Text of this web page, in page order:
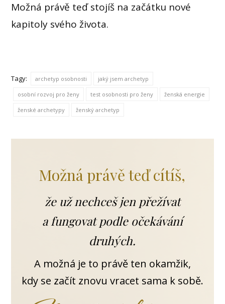
Možná právě teď stojíš na začátku nové
kapitoly svého života.
Tagy: archetyp osobnosti jaký jsem archetyp
osobní rozvoj pro ženy test osobnosti pro ženy ženská energie
ženské archetypy ženský archetyp
Možná právě teď cítíš,
že už nechceš jen přežívat
a fungovat podle očekávání
druhých.
A možná je to právě ten okamžik,
kdy se začít znovu vracet sama k sobě.